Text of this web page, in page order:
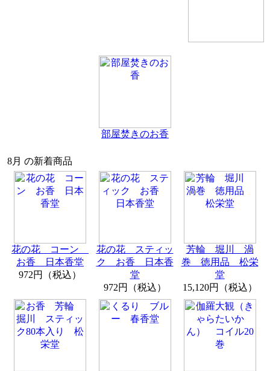
部屋焚きのお香
8月 の新着商品
花の花 コーン
お香 日本香堂
972円（税込）
花の花 スティッ
ク お香 日本香
堂
972円（税込）
芳輪 堀川 渦
巻 徳用品 松栄
堂
15,120円（税込）